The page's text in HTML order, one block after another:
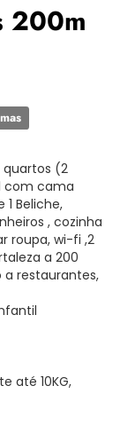
200m
quartos (2
com cama
Beliche,
, cozinha
roupa, wi-fi ,2
a 200
a restaurantes,
até 10KG,